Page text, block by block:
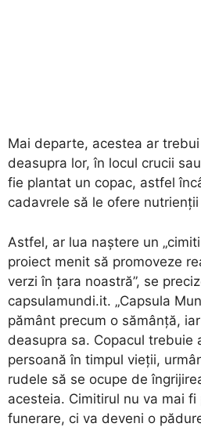
Mai departe, acestea ar
deasupra lor, în locul crucii
fie plantat un copac, astfel
cadavrele să le ofere
Astfel, ar lua naştere un
proiect menit să promoveze
verzi în ţara noastră”, se
capsulamundi.it. „Capsula
pământ precum o sămânţă,
deasupra sa. Copacul trebuie
persoană în timpul vieţii,
rudele să se ocupe de
acesteia. Cimitirul nu va mai
funerare, ci va deveni o